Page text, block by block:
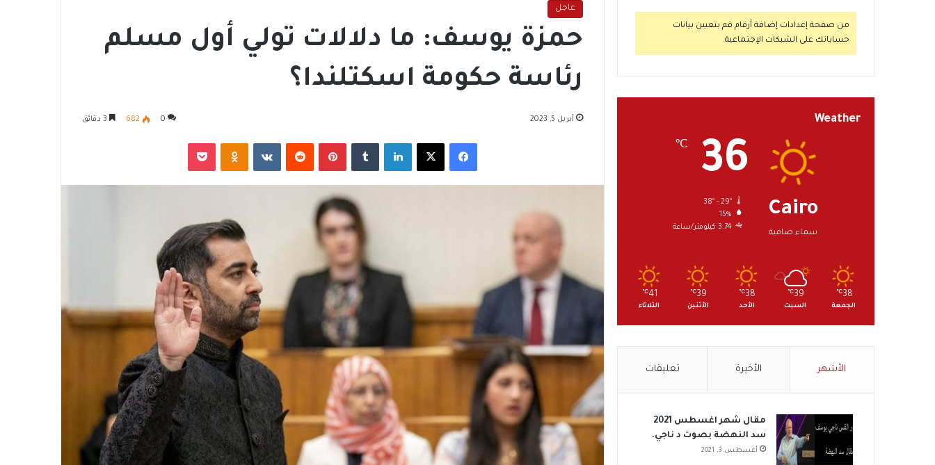
عاجل
حمزة يوسف: ما دلالات تولي أول مسلم
رئاسة حكومة اسكتلندا؟
أبريل 5, 2023 0
682
فيسبوك لينكدإن بينتيريست
من صفحة إعدادات إضافة أرقام قم بتعيين بيانات
حساباتك على الشبكات الإجتماعية.
Weather
Cairo
سماء صافية
36
℃
38º - 29º
15%
3.74 كيلومتر/ساعة
38
℃
الجمعة
39
℃
السبت
38
℃
الأحد
39
℃
الأثنين
41
℃
الثلاثاء
الأشهر الأخيرة تعليقات
مقال شهر اغسطس 2021
سد النهضة بصوت د ناجي.
أغسطس 3, 2021